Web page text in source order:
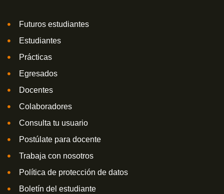
Futuros estudiantes
Estudiantes
Prácticas
Egresados
Docentes
Colaboradores
Consulta tu usuario
Postúlate para docente
Trabaja con nosotros
Política de protección de datos
Boletín del estudiante